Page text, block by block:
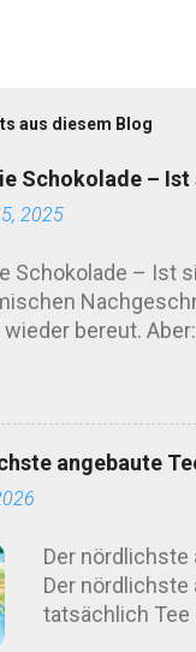
aus diesem Blog
Schokolade –
2025
Schokolade – Ist
bereut.
sogar mehrere
wirkt oft
angebaute
Der nördlichste
Der nördlichste
tatsächlich Tee